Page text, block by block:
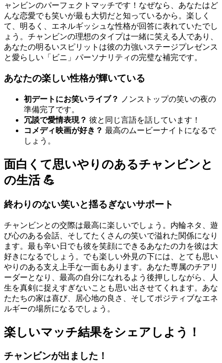
ャンビンのパーフェクトマッチです！なぜなら、あなたはど
んな恋愛でも笑いが最も大切だと知っているから。楽しく
て、明るく、エネルギッシュな性格が回答に表れていたでし
ょう。チャンビンの理想のタイプは一緒に笑える人であり、
あなたの明るいスピリットは彼の力強いステージプレゼンス
と愛らしい「ビニ」パーソナリティの完璧な補完です。
あなたの楽しい性格が輝いている
初デートにお笑いライブ？
ノンストップの笑いの夜の
準備完了です。
冗談で愛情表現？ 彼と同じ言語を話しています！
コメディ映画が好き？ 最高のムービーナイトになるで
しょう。
面白くて思いやりのあるチャンビンと
の生活 💪
終わりのない笑いと揺るぎないサポート
チャンビンとの交際は最高に楽しいでしょう。内輪ネタ、遊
び心のある会話、そしてたくさんの笑いで溢れた関係になり
ます。最も辛い日でも彼を笑顔にできるあなたの力を彼は大
好きになるでしょう。でも楽しい外見の下には、とても思い
やりのある支え上手な一面もあります。あなた専属のチアリ
ーダーとなり、最高の自分になれるよう後押ししながら、人
生を真剣に捉えすぎないことも思い出させてくれます。あな
たたちの家は喜び、居心地の良さ、そしてポジティブなエネ
ルギーの場所になるでしょう。
楽しいマッチ結果をシェアしよう！
チャンビンが出ました！